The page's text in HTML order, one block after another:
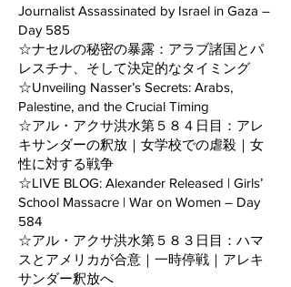
Journalist Assassinated by Israel in Gaza –
Day 585
☆ナセルの秘密の暴露：アラブ諸国とパ
レスチナ、そして決定的なタイミング
☆Unveiling Nasser’s Secrets: Arabs,
Palestine, and the Crucial Timing
☆アル・アクサ洪水第５８４日目：アレ
キサンダーの釈放｜女学校での虐殺｜女
性に対する戦争
☆LIVE BLOG: Alexander Released | Girls’
School Massacre | War on Women – Day
584
☆アル・アクサ洪水第５８３日目：ハマ
スとアメリカが合意｜一時停戦｜アレキ
サンダー釈放へ